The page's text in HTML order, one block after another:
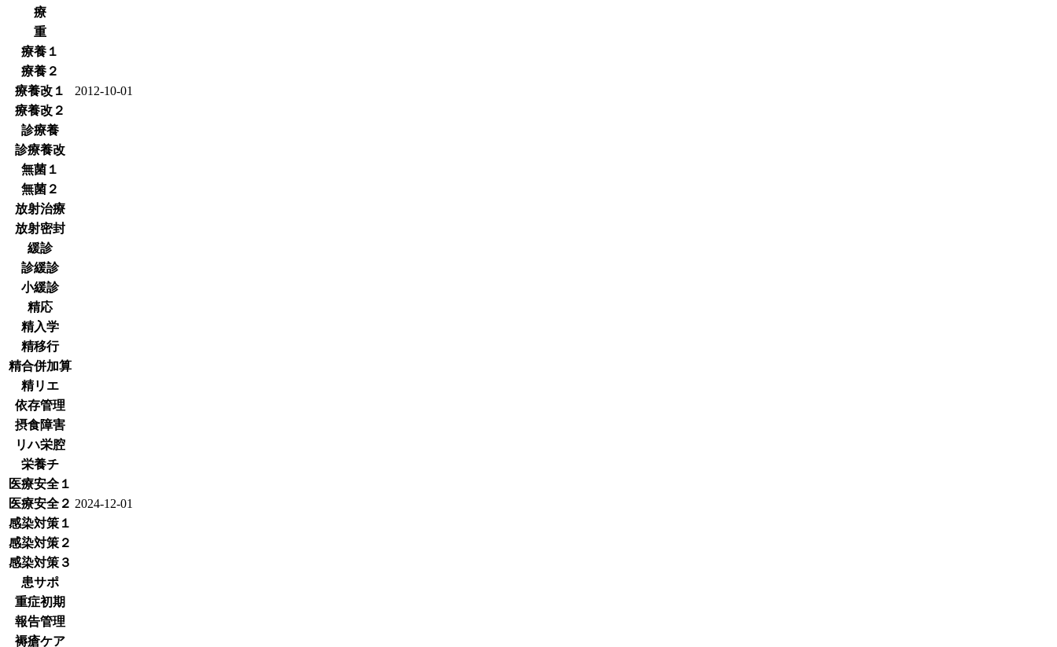
療
重
療養１
療養２
療養改１
2012-10-01
療養改２
診療養
診療養改
無菌１
無菌２
放射治療
放射密封
緩診
診緩診
小緩診
精応
精入学
精移行
精合併加算
精リエ
依存管理
摂食障害
リハ栄腔
栄養チ
医療安全１
医療安全２ 2024-12-01
感染対策１
感染対策２
感染対策３
患サポ
重症初期
報告管理
褥瘡ケア